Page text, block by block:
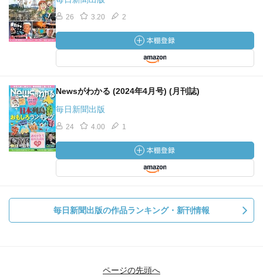
26 3.20 2
Newsがわかる (2024年4月号) (月刊誌)
毎日新聞出版
24 4.00 1
毎日新聞出版の作品ランキング・新刊情報
ページの先頭へ